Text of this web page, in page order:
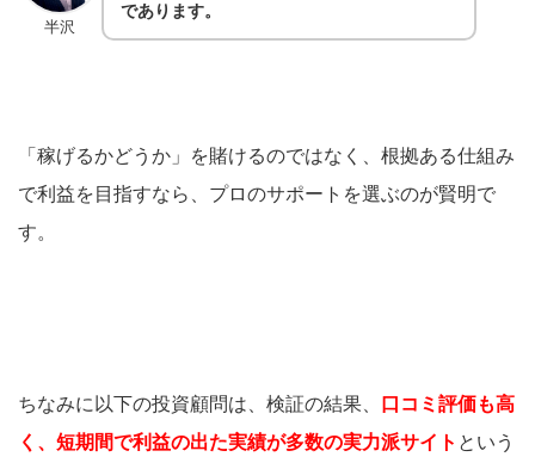
半沢
であります。
「稼げるかどうか」を賭けるのではなく、根拠ある仕組み
で利益を目指すなら、プロのサポートを選ぶのが賢明で
す。
ちなみに以下の投資顧問は、検証の結果、
口コミ評価も高
く、短期間で利益の出た実績が多数の実力派サイト という